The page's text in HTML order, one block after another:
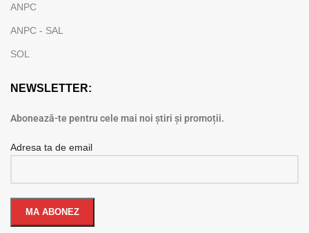
ANPC
ANPC - SAL
SOL
NEWSLETTER:
Abonează-te pentru cele mai noi știri și promoții.
Adresa ta de email